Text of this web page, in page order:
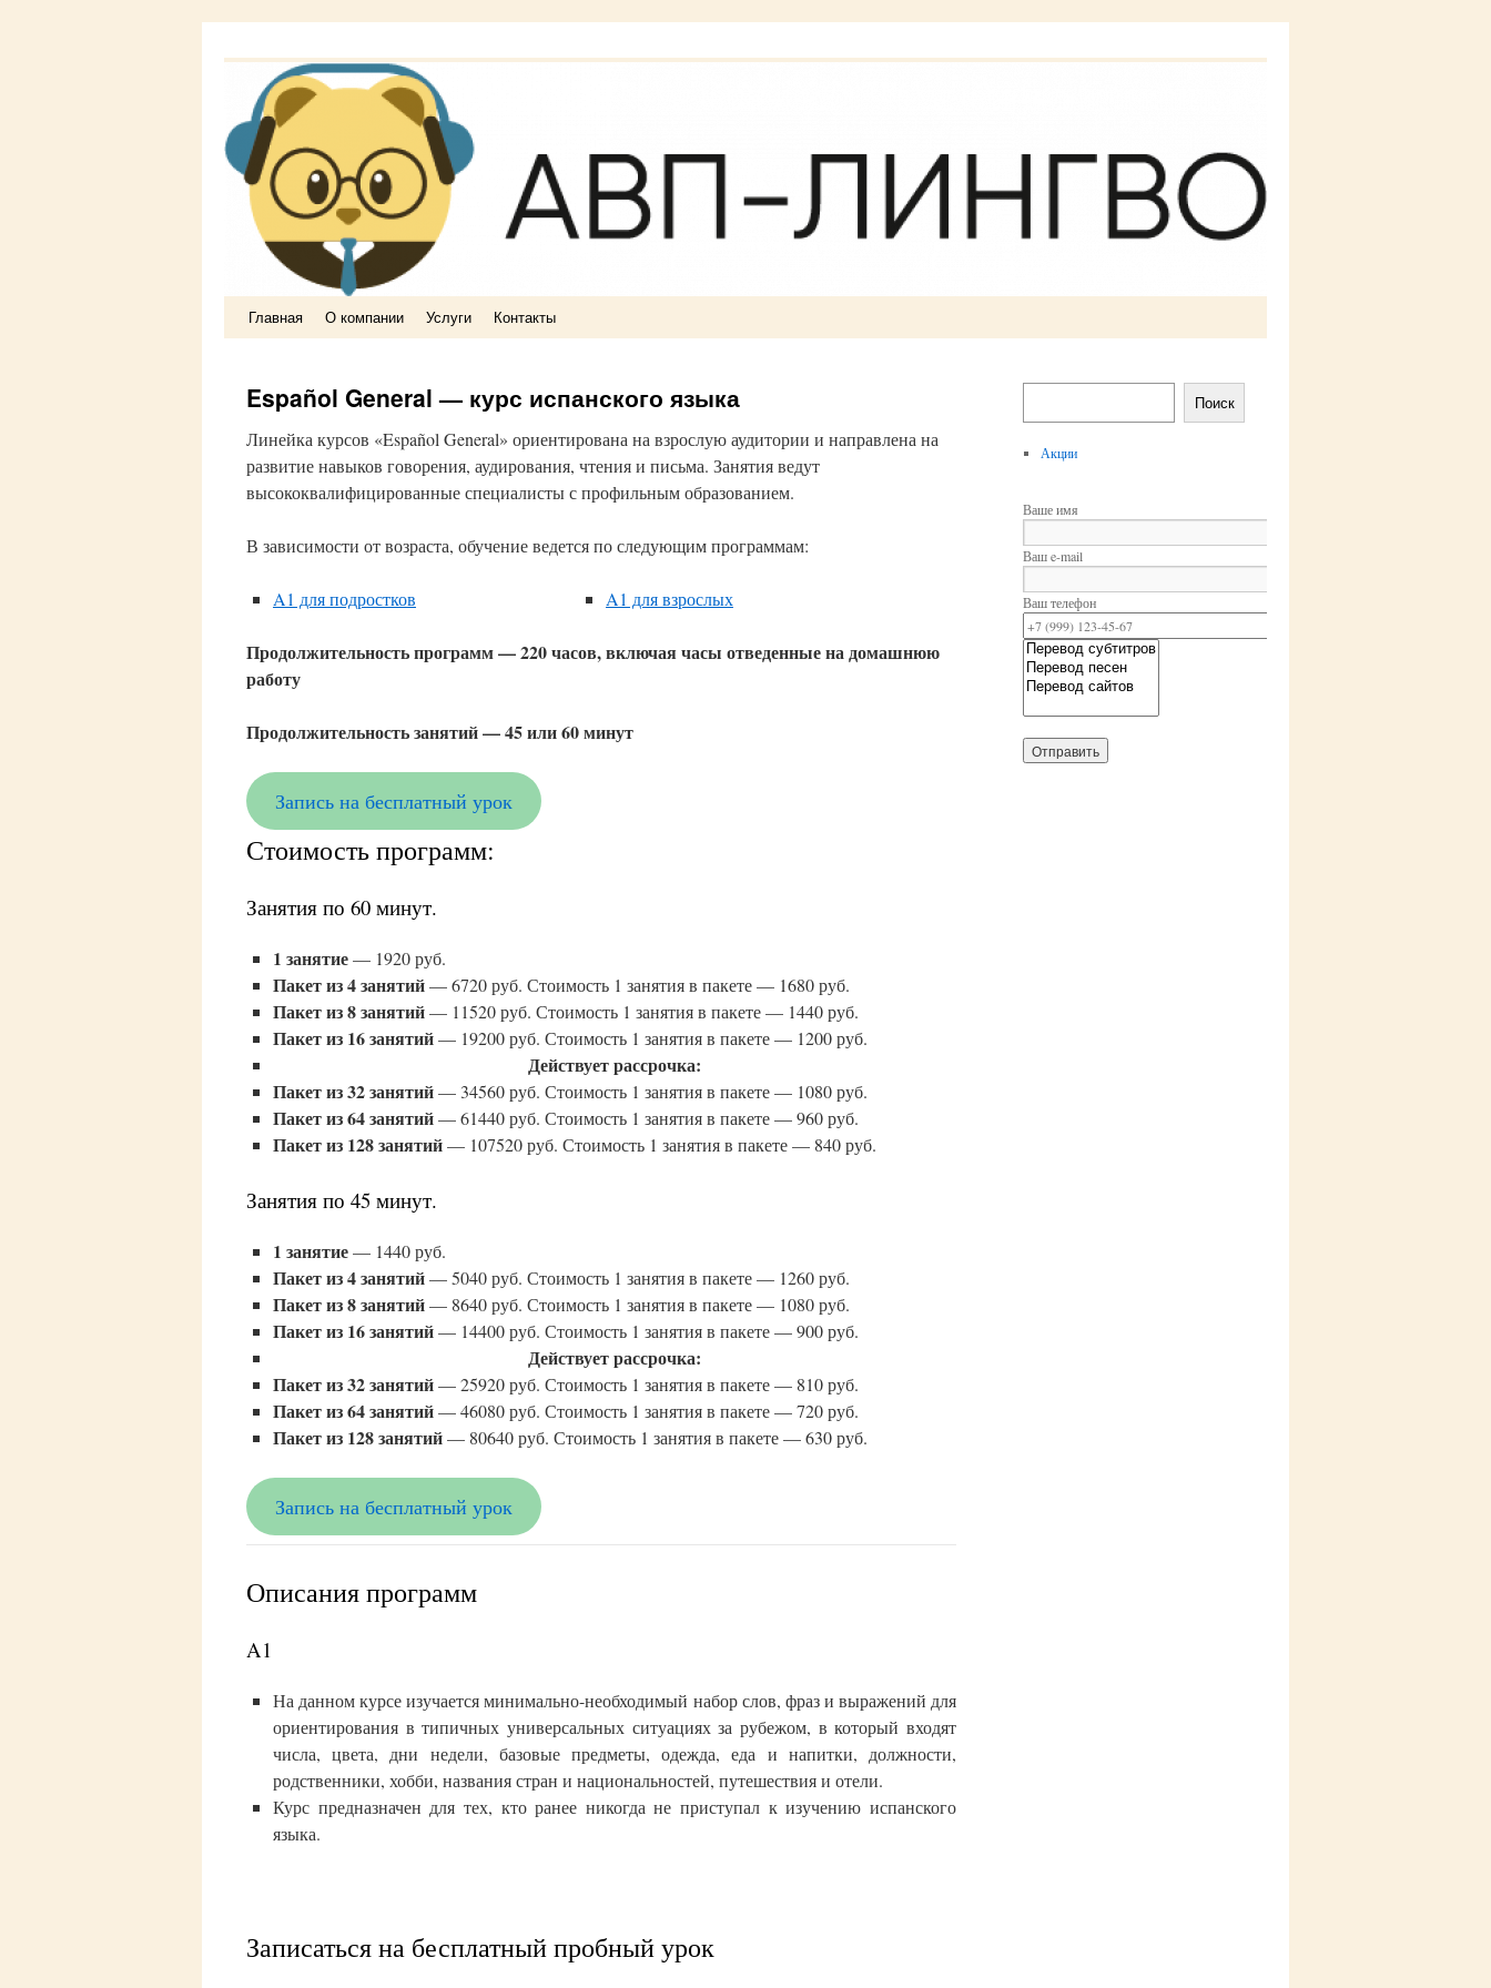
Перейти
содержимому
Главная О компании Услуги Контакты
Español General — курс испанского языка
Линейка курсов «Español General» ориентирована на взрослую аудитории и направлена на
развитие навыков говорения, аудирования, чтения и письма. Занятия ведут
высококвалифицированные специалисты с профильным образованием.
В зависимости от возраста, обучение ведется по следующим программам:
A1 для подростков A1 для взрослых
Продолжительность программ — 220 часов, включая часы отведенные на домашнюю
работу
Продолжительность занятий — 45 или 60 минут
Запись на бесплатный урок
Стоимость программ:
Занятия по 60 минут.
1 занятие— 1920 руб.
Пакет из 4 занятий— 6720 руб. Стоимость 1 занятия в пакете — 1680 руб.
Пакет из 8 занятий— 11520 руб. Стоимость 1 занятия в пакете — 1440 руб.
Пакет из 16 занятий— 19200 руб. Стоимость 1 занятия в пакете — 1200 руб.
Действует рассрочка:
Пакет из 32 занятий— 34560 руб. Стоимость 1 занятия в пакете — 1080 руб.
Пакет из 64 занятий— 61440 руб. Стоимость 1 занятия в пакете — 960 руб.
Пакет из 128 занятий— 107520 руб. Стоимость 1 занятия в пакете — 840 руб.
Занятия по 45 минут.
1 занятие— 1440 руб.
Пакет из 4 занятий— 5040 руб. Стоимость 1 занятия в пакете — 1260 руб.
Пакет из 8 занятий— 8640 руб. Стоимость 1 занятия в пакете — 1080 руб.
Пакет из 16 занятий— 14400 руб. Стоимость 1 занятия в пакете — 900 руб.
Действует рассрочка:
Пакет из 32 занятий— 25920 руб. Стоимость 1 занятия в пакете — 810 руб.
Пакет из 64 занятий— 46080 руб. Стоимость 1 занятия в пакете — 720 руб.
Пакет из 128 занятий— 80640 руб. Стоимость 1 занятия в пакете — 630 руб.
Запись на бесплатный урок
Описания программ
A1
На данном курсе изучается минимально-необходимый набор слов, фраз и выражений для
ориентирования в типичных универсальных ситуациях за рубежом, в который входят
числа, цвета, дни недели, базовые предметы, одежда, еда и напитки, должности,
родственники, хобби, названия стран и национальностей, путешествия и отели.
Курс предназначен для тех, кто ранее никогда не приступал к изучению испанского
языка.
Записаться на бесплатный пробный урок
Поиск
Акции
Ваше имя
Ваш e-mail
Ваш телефон